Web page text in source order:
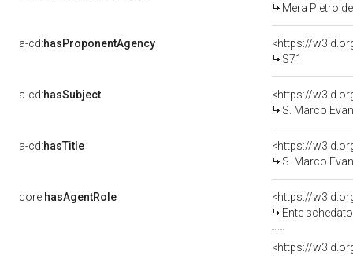
Mera Pietro
a-cd:hasProponentAgency
<https://
S71
a-cd:hasSubject
<https://
S. Marco
a-cd:hasTitle
<https://
S. Marco
core:hasAgentRole
<https://
Ente schedatore del bene
<https://